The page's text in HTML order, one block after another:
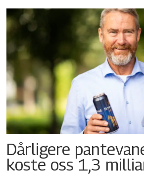
Dårligere
koste oss 1,3